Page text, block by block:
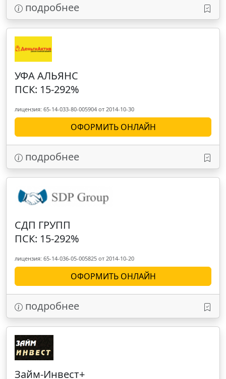
подробнее
УФА АЛЬЯНС
ПСК: 15-292%
лицензия: 65-14-033-80-005904 от 2014-10-30
ОФОРМИТЬ ОНЛАЙН
подробнее
СДП ГРУПП
ПСК: 15-292%
лицензия: 65-14-036-05-005825 от 2014-10-20
ОФОРМИТЬ ОНЛАЙН
подробнее
Займ-Инвест+